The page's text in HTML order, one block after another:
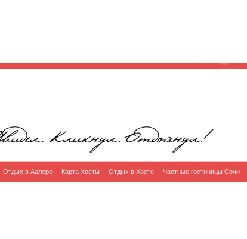
Отдых в Адлере Карта Хосты Отдых в Хосте Частные гостиницы Сочи